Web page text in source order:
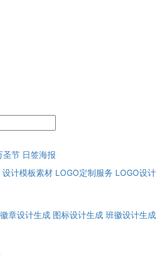
圣节 日签海报
设计模板素材 LOGO定制服务 LOGO设计
徽章设计生成 图标设计生成 班徽设计生成